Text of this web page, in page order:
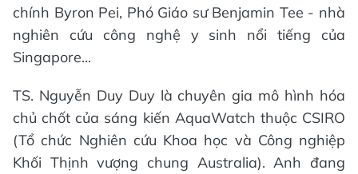
chính Byron Pei, Phó Giáo sư Benjamin Tee - nhà
nghiên cứu công nghệ y sinh nổi tiếng của
Singapore...
TS. Nguyễn Duy Duy là chuyên gia mô hình hóa
chủ chốt của sáng kiến AquaWatch thuộc CSIRO
(Tổ chức Nghiên cứu Khoa học và Công nghiệp
Khối Thịnh vượng chung Australia). Anh đang